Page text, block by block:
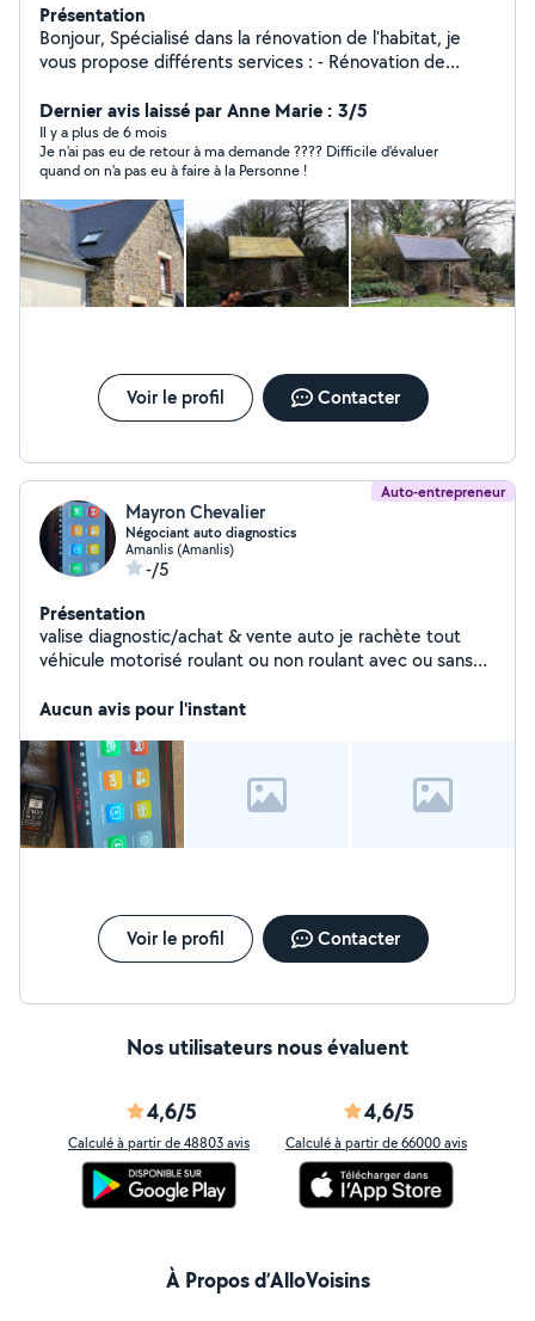
Présentation
Bonjour, Spécialisé dans la rénovation de l'habitat, je
vous propose différents services : - Rénovation de
Dernier avis laissé par Anne Marie : 3/5
Il y a plus de 6 mois
Je n'ai pas eu de retour à ma demande ???? Difficile d'évaluer
quand on n'a pas eu à faire à la Personne !
Voir le profil Contacter
Auto-entrepreneur
Mayron Chevalier
Négociant auto diagnostics
Amanlis (Amanlis)
-/5
Présentation
valise diagnostic/achat & vente auto je rachète tout
véhicule motorisé roulant ou non roulant avec ou sans
Aucun avis pour l'instant
Voir le profil Contacter
Nos utilisateurs nous évaluent
4,6/5
Calculé à partir de 48803 avis
4,6/5
Calculé à partir de 66000 avis
À Propos d’AlloVoisins